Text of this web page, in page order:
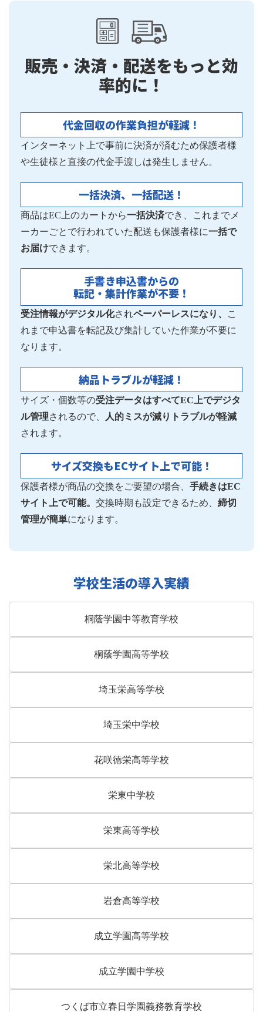
販売・決済・配送をもっと効
率的に！
代金回収の作業負担が軽減！
インターネット上で事前に決済が済むため保護者様
や生徒様と直接の代金手渡しは発生しません。
一括決済、一括配送！
商品はEC上のカートから一括決済でき、これまでメ
ーカーごとで行われていた配送も保護者様に一括で
お届けできます。
手書き申込書からの
転記・集計作業が不要！
受注情報がデジタル化されペーパーレスになり、
こ
れまで申込書を転記及び集計していた作業が不要に
なります。
納品トラブルが軽減！
サイズ・個数等の受注データはすべてEC上でデジタ
ル管理されるので、
人的ミスが減りトラブルが軽減
されます。
サイズ交換もECサイト上で可能！
保護者様が商品の交換をご要望の場合、 手続きはEC
サイト上で可能。 交換時期も設定できるため、 締切
管理が簡単になります。
学校生活の導入実績
桐蔭学園中等教育学校
桐蔭学園高等学校
埼玉栄高等学校
埼玉栄中学校
花咲徳栄高等学校
栄東中学校
栄東高等学校
栄北高等学校
岩倉高等学校
成立学園高等学校
成立学園中学校
つくば市立春日学園義務教育学校